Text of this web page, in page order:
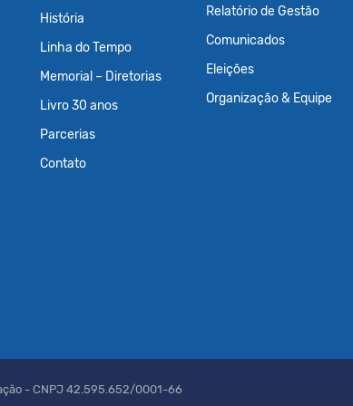
História
Linha do Tempo
Memorial – Diretorias
Livro 30 anos
Parcerias
Contato
Relatório de Gestão
Comunicados
Eleições
Organização & Equipe
- CNPJ 42.595.652/0001-66